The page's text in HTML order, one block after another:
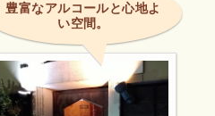
豊富なアルコールと心地よ
い空間。